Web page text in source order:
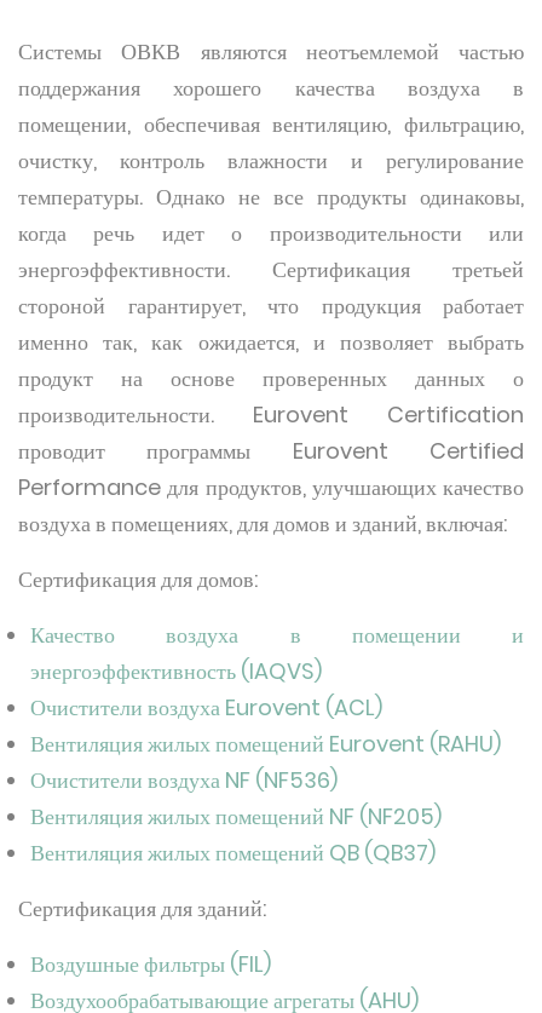
Системы ОВКВ являются неотъемлемой частью
поддержания хорошего качества воздуха в
помещении, обеспечивая вентиляцию, фильтрацию,
очистку, контроль влажности и регулирование
температуры. Однако не все продукты одинаковы,
когда речь идет о производительности или
энергоэффективности. Сертификация третьей
стороной гарантирует, что продукция работает
именно так, как ожидается, и позволяет выбрать
продукт на основе проверенных данных о
производительности. Eurovent Certification
проводит программы Eurovent Certified
Performance для продуктов, улучшающих качество
воздуха в помещениях, для домов и зданий, включая:
Сертификация для домов:
Качество воздуха в помещении и
энергоэффективность (IAQVS)
Очистители воздуха Eurovent (ACL)
Вентиляция жилых помещений Eurovent (RAHU)
Очистители воздуха NF (NF536)
Вентиляция жилых помещений NF (NF205)
Вентиляция жилых помещений QB (QB37)
Сертификация для зданий:
Воздушные фильтры (FIL)
Воздухообрабатывающие агрегаты (AHU)